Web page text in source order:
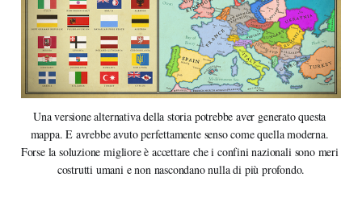
Una versione alternativa della storia potrebbe aver generato questa
mappa. E avrebbe avuto perfettamente senso come quella moderna.
Forse la soluzione migliore è accettare che i confini nazionali sono meri
costrutti umani e non nascondano nulla di più profondo.